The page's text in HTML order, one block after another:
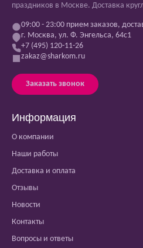
праздников в Москве. Доставка
09:00 - 23:00 прием заказов,
г. Москва, ул. Ф. Энгельса, 64с1
+7 (495) 120-11-26
zakaz@sharkom.ru
Заказать звонок
Информация
О компании
Наши работы
Доставка и оплата
Отзывы
Новости
Контакты
Вопросы и ответы